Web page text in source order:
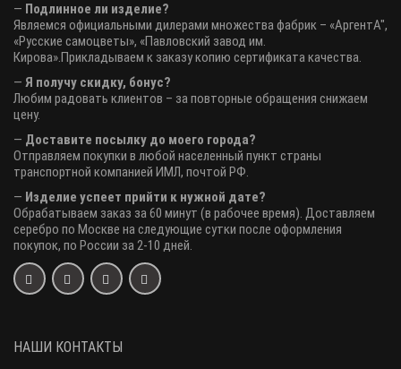
— Подлинное ли изделие?
Являемся официальными дилерами множества фабрик – «АргентА",
«Русские самоцветы», «Павловский завод им.
Кирова».Прикладываем к заказу копию сертификата качества.
— Я получу скидку, бонус?
Любим радовать клиентов – за повторные обращения снижаем
цену.
— Доставите посылку до моего города?
Отправляем покупки в любой населенный пункт страны
транспортной компанией ИМЛ, почтой РФ.
— Изделие успеет прийти к нужной дате?
Обрабатываем заказ за 60 минут (в рабочее время). Доставляем
серебро по Москве на следующие сутки после оформления
покупок, по России за 2-10 дней.
НАШИ КОНТАКТЫ